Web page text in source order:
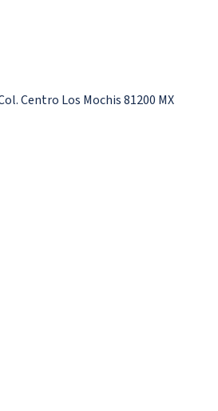
Centro Los Mochis 81200 MX